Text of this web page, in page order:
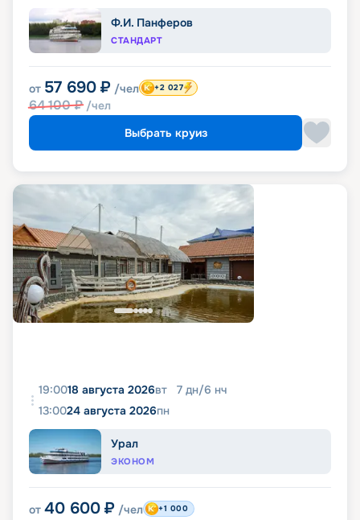
Ф.И. Панферов
СТАНДАРТ
от 57 690 ₽ /чел
64 100₽ /чел
+2 027
Выбрать круиз
19:0018 августа 2026вт 7 дн/6 нч
13:0024 августа 2026пн
Урал
ЭКОНОМ
от 40 600 ₽ /чел +1 000